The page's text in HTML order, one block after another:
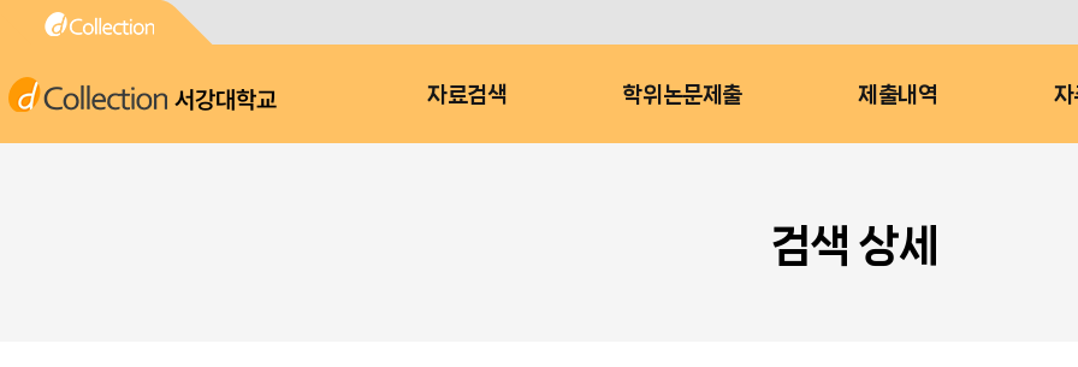
서강대학교 자료검색 학위논문제출 제출내역 자
검색 상세